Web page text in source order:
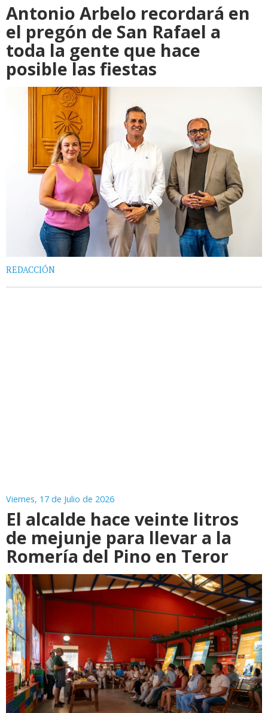
Antonio Arbelo recordará en
el pregón de San Rafael a
toda la gente que hace
posible las fiestas
REDACCIÓN
Viernes, 17 de Julio de 2026
El alcalde hace veinte litros
de mejunje para llevar a la
Romería del Pino en Teror